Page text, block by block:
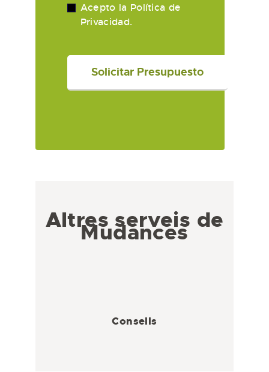
Acepto la Política de
Privacidad.
Altres serveis de
Mudances
Consells